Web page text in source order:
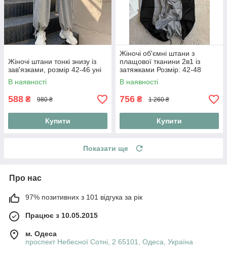
Жіночі штани тонкі знизу із
зав'язками, розмір 42-46 уні
В наявності
588 ₴ 980 ₴
Купити
Жіночі об'ємні штани з
плащової тканини 2в1 із
затяжками Розмір: 42-48
Oversize
В наявності
756 ₴ 1 260 ₴
Купити
Показати ще
Про нас
97% позитивних з 101 відгука за рік
Працює з 10.05.2015
м. Одеса
проспект Небесної Сотні, 2 65101, Одеса, Україна